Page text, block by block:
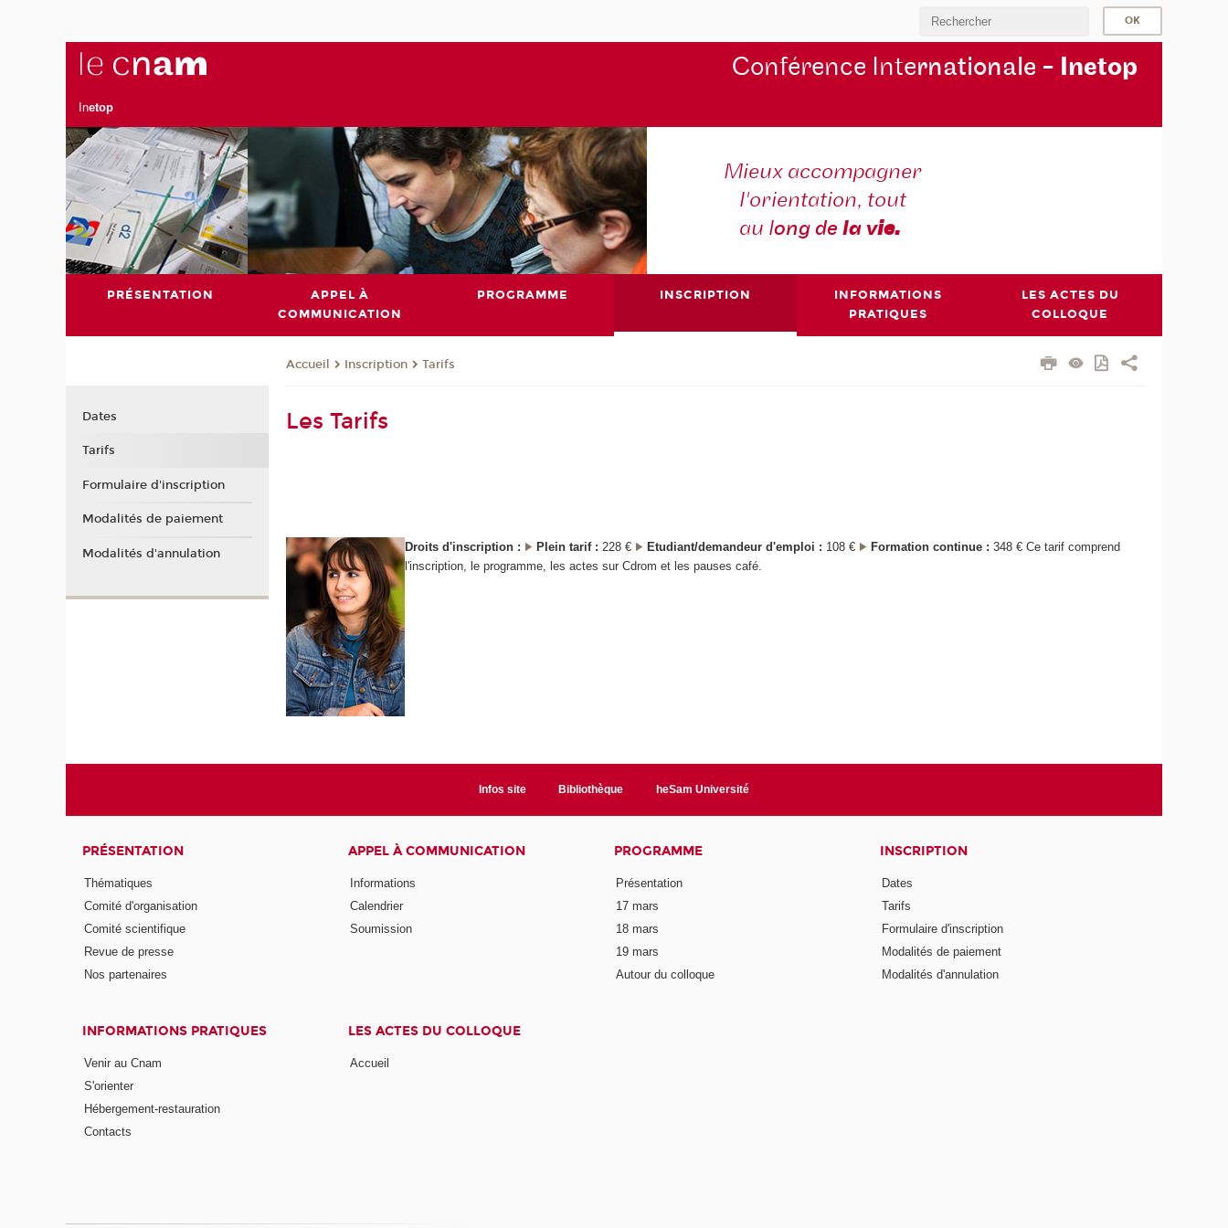
Inetop
Conférence Internationale - Inetop
Mieux accompagner
l'orientation, tout
au long dela vie.
PRÉSENTATION
APPEL À
COMMUNICATION
PROGRAMME INSCRIPTION
INFORMATIONS
PRATIQUES
LES ACTES DU
COLLOQUE
Accueil Inscription Tarifs
Les Tarifs
Droits d'inscription : Plein tarif : 228 € Etudiant/demandeur d'emploi : 108 € Formation continue : 348 € Ce tarif comprend
l'inscription, le programme, les actes sur Cdrom et les pauses café.
Dates
Tarifs
Formulaire d'inscription
Modalités de paiement
Modalités d'annulation
Infos site Bibliothèque heSam Université
PRÉSENTATION
Thématiques
Comité d'organisation
Comité scientifique
Revue de presse
Nos partenaires
APPEL À COMMUNICATION
Informations
Calendrier
Soumission
PROGRAMME
Présentation
17 mars
18 mars
19 mars
Autour du colloque
INSCRIPTION
Dates
Tarifs
Formulaire d'inscription
Modalités de paiement
Modalités d'annulation
INFORMATIONS PRATIQUES
Venir au Cnam
S'orienter
Hébergement-restauration
Contacts
LES ACTES DU COLLOQUE
Accueil